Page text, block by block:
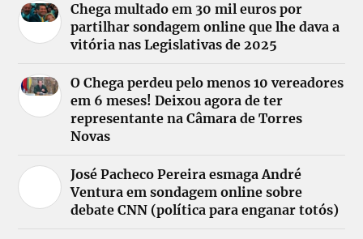
Chega multado em 30 mil euros por
partilhar sondagem online que lhe dava a
vitória nas Legislativas de 2025
O Chega perdeu pelo menos 10 vereadores
em 6 meses! Deixou agora de ter
representante na Câmara de Torres
Novas
José Pacheco Pereira esmaga André
Ventura em sondagem online sobre
debate CNN (política para enganar totós)